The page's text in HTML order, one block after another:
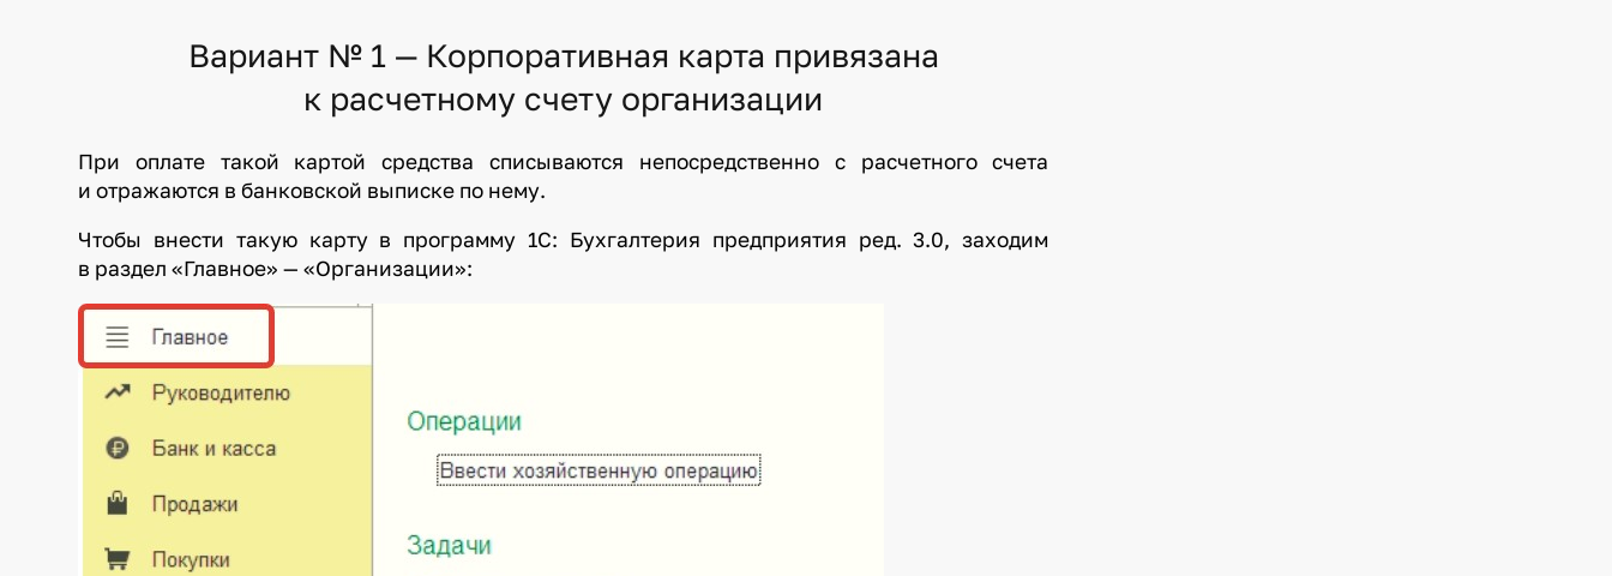
Вариант № 1 — Корпоративная карта привязана
к расчетному счету организации
При оплате такой картой средства списываются непосредственно с расчетного счета
и отражаются в банковской выписке по нему.
Чтобы внести такую карту в программу 1С: Бухгалтерия предприятия ред. 3.0, заходим
в раздел «Главное» — «Организации»: